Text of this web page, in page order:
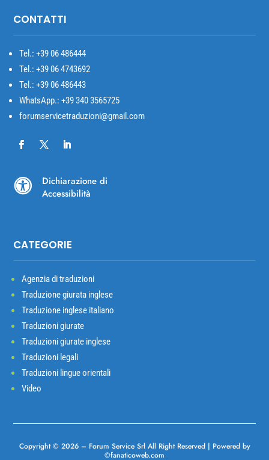
CONTATTI
Tel.: +3906 486444
Tel.: +39 06 4743692
Tel.: +39 06 486443
WhatsApp.: +39 340 3565725
forumservicetraduzioni@gmail.com

Dichiarazione di
Accessibilità
CATEGORIE
Agenzia di traduzioni
Traduzione giurata inglese
Traduzione inglese italiano
Traduzioni giurate
Traduzioni giurate inglese
Traduzioni legali
Traduzioni lingue orientali
Video
Copyright © 2026 – Forum Service SrlAll Right Reserved | Powered by
©fanaticoweb.com